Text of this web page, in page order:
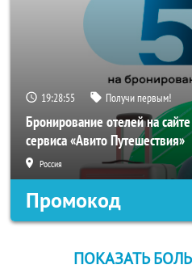
19:28:55 Получи первым!
Бронирование отелей на
сервиса «Авито Путешествия»
Россия
Промокод
ПОКАЗАТЬ